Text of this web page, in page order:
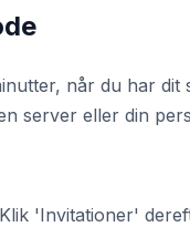
når du har dit
server eller din
'Invitationer'